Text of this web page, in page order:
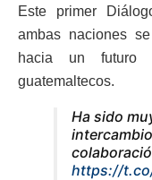
Este primer
ambas naciones
hacia un futuro
guatemaltecos.
Ha sido
https://